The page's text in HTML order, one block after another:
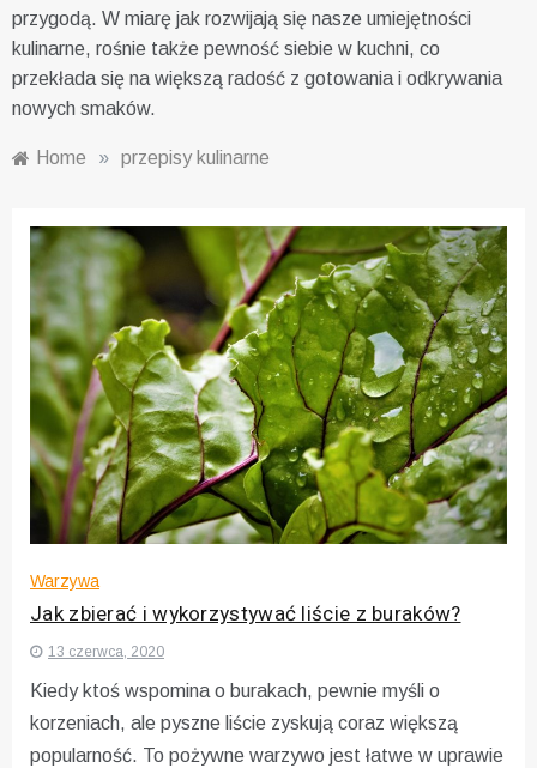
przygodą. W miarę jak rozwijają się nasze umiejętności
kulinarne, rośnie także pewność siebie w kuchni, co
przekłada się na większą radość z gotowania i odkrywania
nowych smaków.
Home » przepisy kulinarne
Warzywa
Jak zbierać i wykorzystywać liście z buraków?
13 czerwca, 2020
Kiedy ktoś wspomina o burakach, pewnie myśli o
korzeniach, ale pyszne liście zyskują coraz większą
popularność. To pożywne warzywo jest łatwe w uprawie